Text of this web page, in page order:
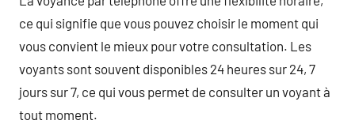
ce qui signifie que vous pouvez choisir le moment qui
vous convient le mieux pour votre consultation. Les
voyants sont souvent disponibles 24 heures sur 24, 7
jours sur 7, ce qui vous permet de consulter un voyant à
tout moment.